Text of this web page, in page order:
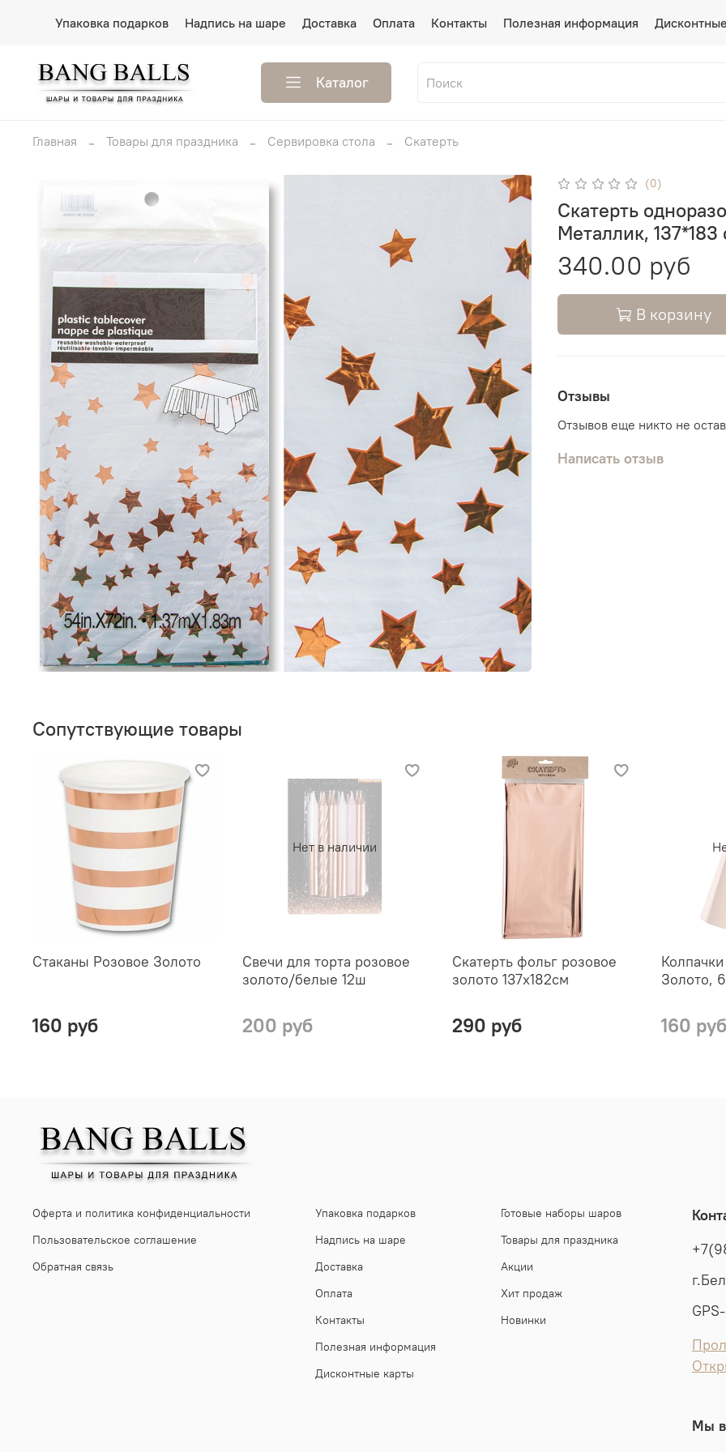
Упаковка подарков Надпись на шаре Доставка Оплата Контакты Полезная информация
Каталог
Главная Товары для праздника Сервировка стола Скатерть
(0)
Скатерть
Металлик, 137*183
340.00 руб
В корзину
Отзывы
Отзывов еще никто не
Написать отзыв
Сопутствующие товары
Стаканы Розовое Золото
160 руб
Нет в наличии
Свечи для торта розовое
золото/белые 12ш
200 руб
Скатерть фольг розовое
золото 137х182см
290 руб
Золото,
160
Оферта и политика конфиденциальности
Пользовательское соглашение
Обратная связь
Упаковка подарков
Надпись на шаре
Доставка
Оплата
Контакты
Полезная информация
Дисконтные карты
Готовые наборы шаров
Товары для праздника
Акции
Хит продаж
Новинки
Мы в